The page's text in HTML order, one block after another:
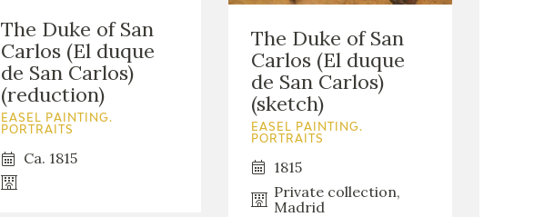
The Duke of San
Carlos (El duque
de San Carlos)
(reduction)
EASEL PAINTING.
PORTRAITS
Ca. 1815
The Duke of San
Carlos (El duque
de San Carlos)
(sketch)
EASEL PAINTING.
PORTRAITS
1815
Private collection,
Madrid